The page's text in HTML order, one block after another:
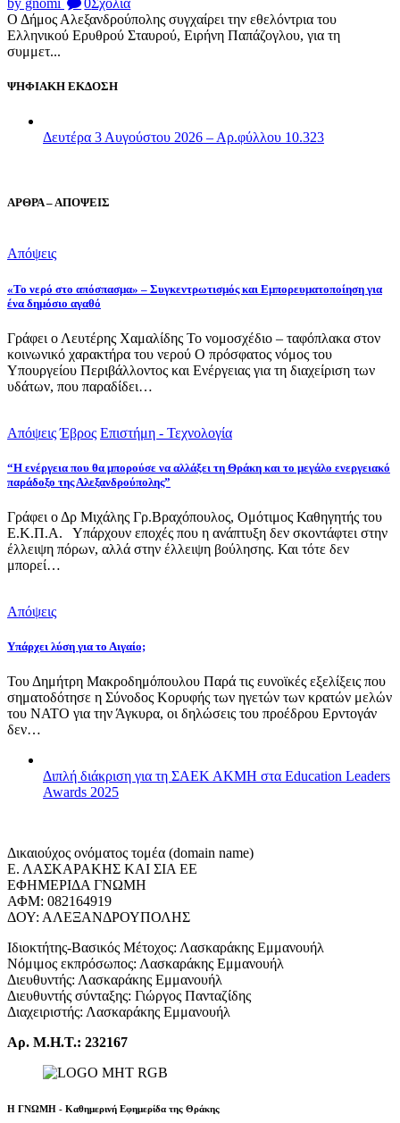
Ο Δήμος Αλεξανδρούπολης συγχαίρει την εθελόντρια του
Ελληνικού Ερυθρού Σταυρού, Ειρήνη Παπάζογλου, για τη
συμμετ...
ΨΗΦΙΑΚΗ ΕΚΔΟΣΗ
Δευτέρα 3 Αυγούστου 2026 – Αρ.φύλλου 10.323
ΑΡΘΡΑ – ΑΠΟΨΕΙΣ
Απόψεις
«Το νερό στο απόσπασμα» – Συγκεντρωτισμός και Εμπορευματοποίηση για
ένα δημόσιο αγαθό
Γράφει ο Λευτέρης Χαμαλίδης Το νομοσχέδιο – ταφόπλακα στον
κοινωνικό χαρακτήρα του νερού Ο πρόσφατος νόμος του
Υπουργείου Περιβάλλοντος και Ενέργειας για τη διαχείριση των
υδάτων, που παραδίδει…
Απόψεις Έβρος Επιστήμη - Τεχνολογία
“Η ενέργεια που θα μπορούσε να αλλάξει τη Θράκη και το μεγάλο ενεργειακό
παράδοξο της Αλεξανδρούπολης”
Γράφει ο Δρ Μιχάλης Γρ.Βραχόπουλος, Ομότιμος Καθηγητής του
Ε.Κ.Π.Α. Υπάρχουν εποχές που η ανάπτυξη δεν σκοντάφτει στην
έλλειψη πόρων, αλλά στην έλλειψη βούλησης. Και τότε δεν
μπορεί…
Απόψεις
Υπάρχει λύση για το Αιγαίο;
Του Δημήτρη Μακροδημόπουλου Παρά τις ευνοϊκές εξελίξεις που
σηματοδότησε η Σύνοδος Κορυφής των ηγετών των κρατών μελών
του ΝΑΤΟ για την Άγκυρα, οι δηλώσεις του προέδρου Ερντογάν
δεν…
Διπλή διάκριση για τη ΣΑΕΚ ΑΚΜΗ στα Education Leaders
Awards 2025
Δικαιούχος ονόματος τομέα (domain name)
Ε. ΛΑΣΚΑΡΑΚΗΣ ΚΑΙ ΣΙΑ ΕΕ
ΕΦΗΜΕΡΙΔΑ ΓΝΩΜΗ
ΑΦΜ: 082164919
ΔΟΥ: ΑΛΕΞΑΝΔΡΟΥΠΟΛΗΣ
Ιδιοκτήτης-Βασικός Μέτοχος: Λασκαράκης Εμμανουήλ
Νόμιμος εκπρόσωπος: Λασκαράκης Εμμανουήλ
Διευθυντής: Λασκαράκης Εμμανουήλ
Διευθυντής σύνταξης: Γιώργος Πανταζίδης
Διαχειριστής: Λασκαράκης Εμμανουήλ
Αρ. Μ.Η.Τ.: 232167
Η ΓΝΩΜΗ - Καθημερινή Εφημερίδα της Θράκης